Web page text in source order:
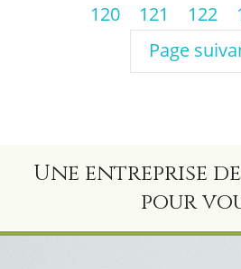
120
121 122
Page
Une entreprise
pour